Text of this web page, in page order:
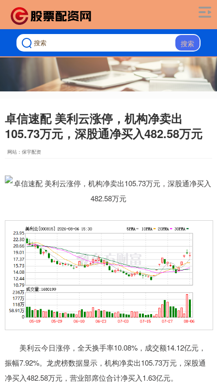
搜索
卓信速配 美利云涨停，机构净卖出
105.73万元，深股通净买入482.58万元
网站：保宇配资
美利云今日涨停，全天换手率10.08%，成交额14.12亿元，
振幅7.92%。龙虎榜数据显示，机构净卖出105.73万元，深股通
净买入482.58万元，营业部席位合计净买入1.63亿元。